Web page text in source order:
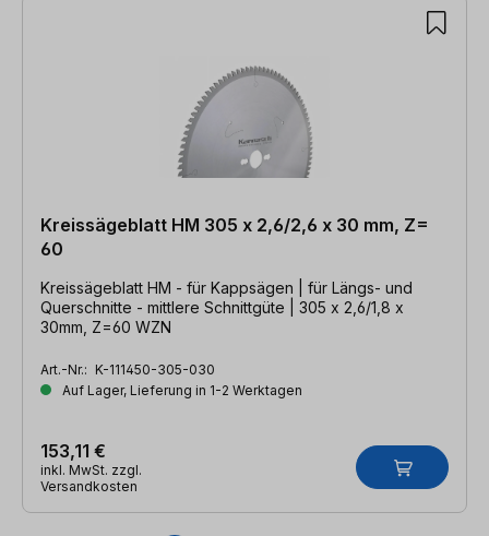
Kreissägeblatt HM 305 x 2,6/2,6 x 30 mm, Z=
60
Kreissägeblatt HM - für Kappsägen | für Längs- und
Querschnitte - mittlere Schnittgüte | 305 x 2,6/1,8 x
30mm, Z=60 WZN
Art.-Nr.: K-111450-305-030
Auf Lager, Lieferung in 1-2 Werktagen
153,11 €
inkl. MwSt. zzgl.
Versandkosten